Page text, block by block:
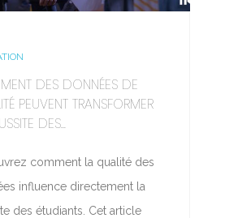
DES DONNÉES DE
PEUVENT TRANSFORMER
DES...
comment la qualité des
influence directement la
des étudiants. Cet article